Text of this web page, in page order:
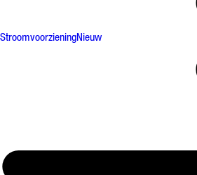
StroomvoorzieningNieuw